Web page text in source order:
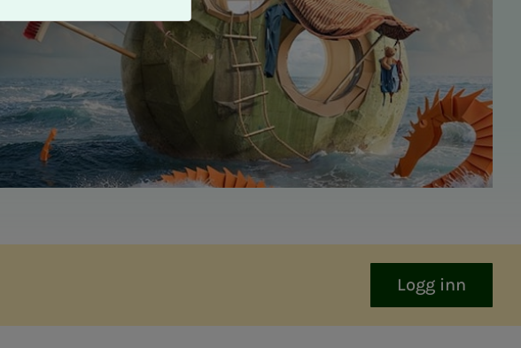
Logg inn